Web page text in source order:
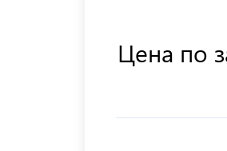
Цена по